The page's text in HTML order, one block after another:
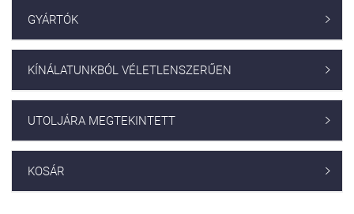
GYÁRTÓK 
KÍNÁLATUNKBÓL VÉLETLENSZERŰEN 
UTOLJÁRA MEGTEKINTETT 
KOSÁR 